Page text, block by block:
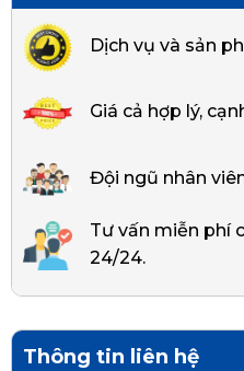
Dịch vụ và sản
Giá cả hợp lý,
Đội ngũ nhân
Tư vấn miễn phí
24/24.
Thông tin liên hệ